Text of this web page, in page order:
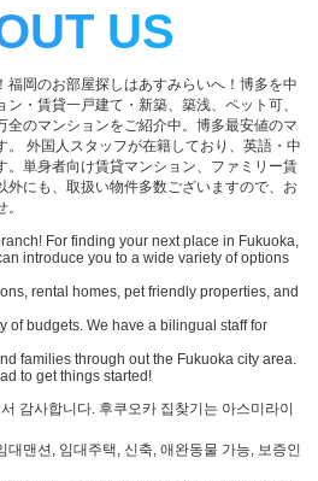
US
福岡のお部屋探しはあすみらいへ！博多を中
・賃貸一戸建て・新築、築浅、ペット可、
全のマンションをご紹介中。博多最安値のマ
。 外国人スタッフが在籍しており、英語・中
。単身者向け賃貸マンション、ファミリー賃
外にも、取扱い物件多数ございますので、お
For finding your next place in Fukuoka,
introduce you to a wide variety of options
rental homes, pet friendly properties, and
of budgets. We have a bilingual staff for
families through out the Fukuoka city area.
to get things started!
감사합니다. 후쿠오카 집찾기는 아스미라이
맨션, 임대주택, 신축, 애완동물 가능, 보증인